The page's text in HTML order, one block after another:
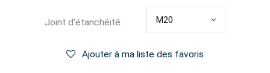
Joint d'étanchéité : M20
Ajouter à ma liste des favoris